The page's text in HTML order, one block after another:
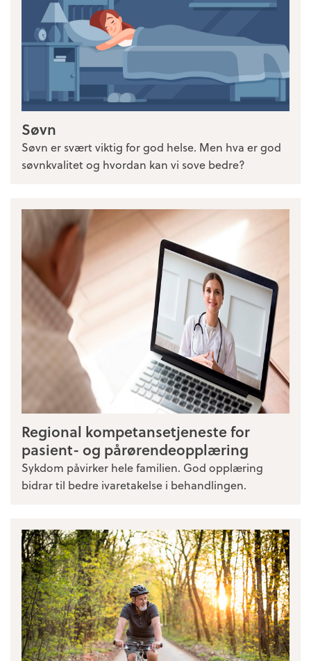
Søvn
Søvn er svært viktig for god helse. Men hva er god
søvnkvalitet og hvordan kan vi sove bedre?
Regional kompetansetjeneste for
pasient- og pårørendeopplæring
Sykdom påvirker hele familien. God opplæring
bidrar til bedre ivaretakelse i behandlingen.